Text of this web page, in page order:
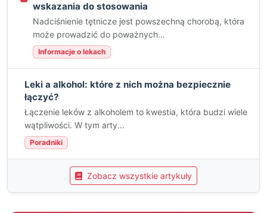
wskazania do stosowania
Nadciśnienie tętnicze jest powszechną chorobą, która
może prowadzić do poważnych...
Informacje o lekach
Leki a alkohol: które z nich można bezpiecznie
łączyć?
Łączenie leków z alkoholem to kwestia, która budzi wiele
wątpliwości. W tym arty...
Poradniki
Zobacz wszystkie artykuły